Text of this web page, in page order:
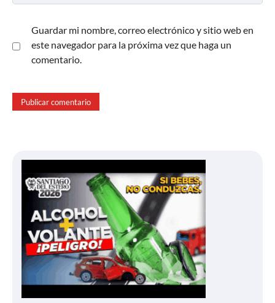
Guardar mi nombre, correo electrónico y sitio web en
este navegador para la próxima vez que haga un
comentario.